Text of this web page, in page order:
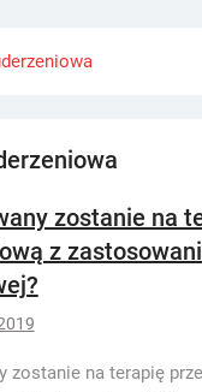
zostanie na
z
zostanie na terapię